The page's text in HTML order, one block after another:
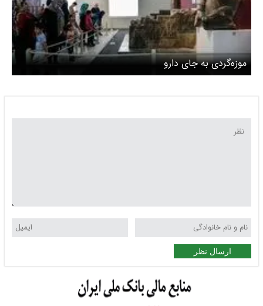
موزه‌گردی به جای دارو
ارسال نظر